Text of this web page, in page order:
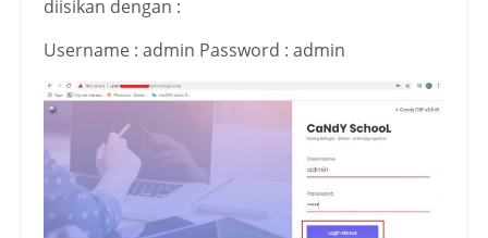
diisikan dengan :
Username : admin Password : admin